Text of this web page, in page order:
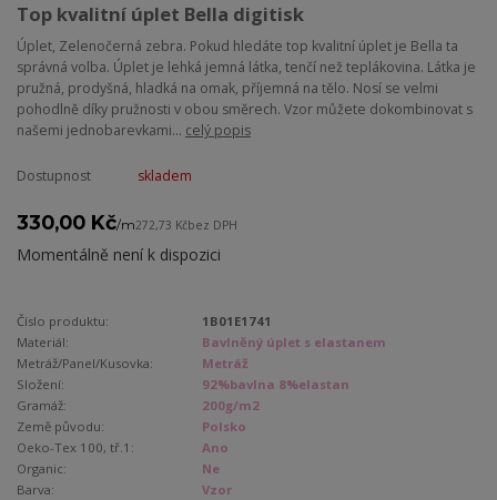
Top kvalitní úplet Bella digitisk
Úplet, Zelenočerná zebra. Pokud hledáte top kvalitní úplet je Bella ta
správná volba. Úplet je lehká jemná látka, tenčí než teplákovina. Látka je
pružná, prodyšná, hladká na omak, příjemná na tělo. Nosí se velmi
pohodlně díky pružnosti v obou směrech. Vzor můžete dokombinovat s
našemi jednobarevkami... celý popis
Dostupnost skladem
330,00 Kč/m272,73 Kčbez DPH
Momentálně není k dispozici
Číslo produktu:
1B01E1741
Materiál:
Bavlněný úplet s elastanem
Metráž/Panel/Kusovka:
Metráž
Složení:
92%bavlna 8%elastan
Gramáž:
200g/m2
Země původu:
Polsko
Oeko-Tex 100, tř.1:
Ano
Organic:
Ne
Barva:
Vzor